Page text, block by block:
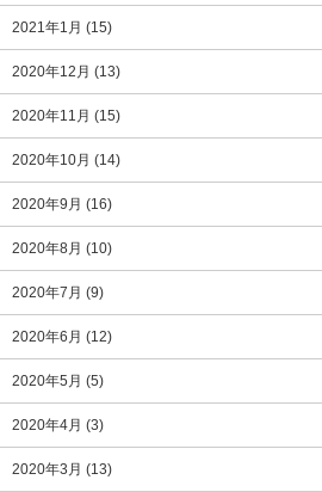
2021年1月 (15)
2020年12月 (13)
2020年11月 (15)
2020年10月 (14)
2020年9月 (16)
2020年8月 (10)
2020年7月 (9)
2020年6月 (12)
2020年5月 (5)
2020年4月 (3)
2020年3月 (13)